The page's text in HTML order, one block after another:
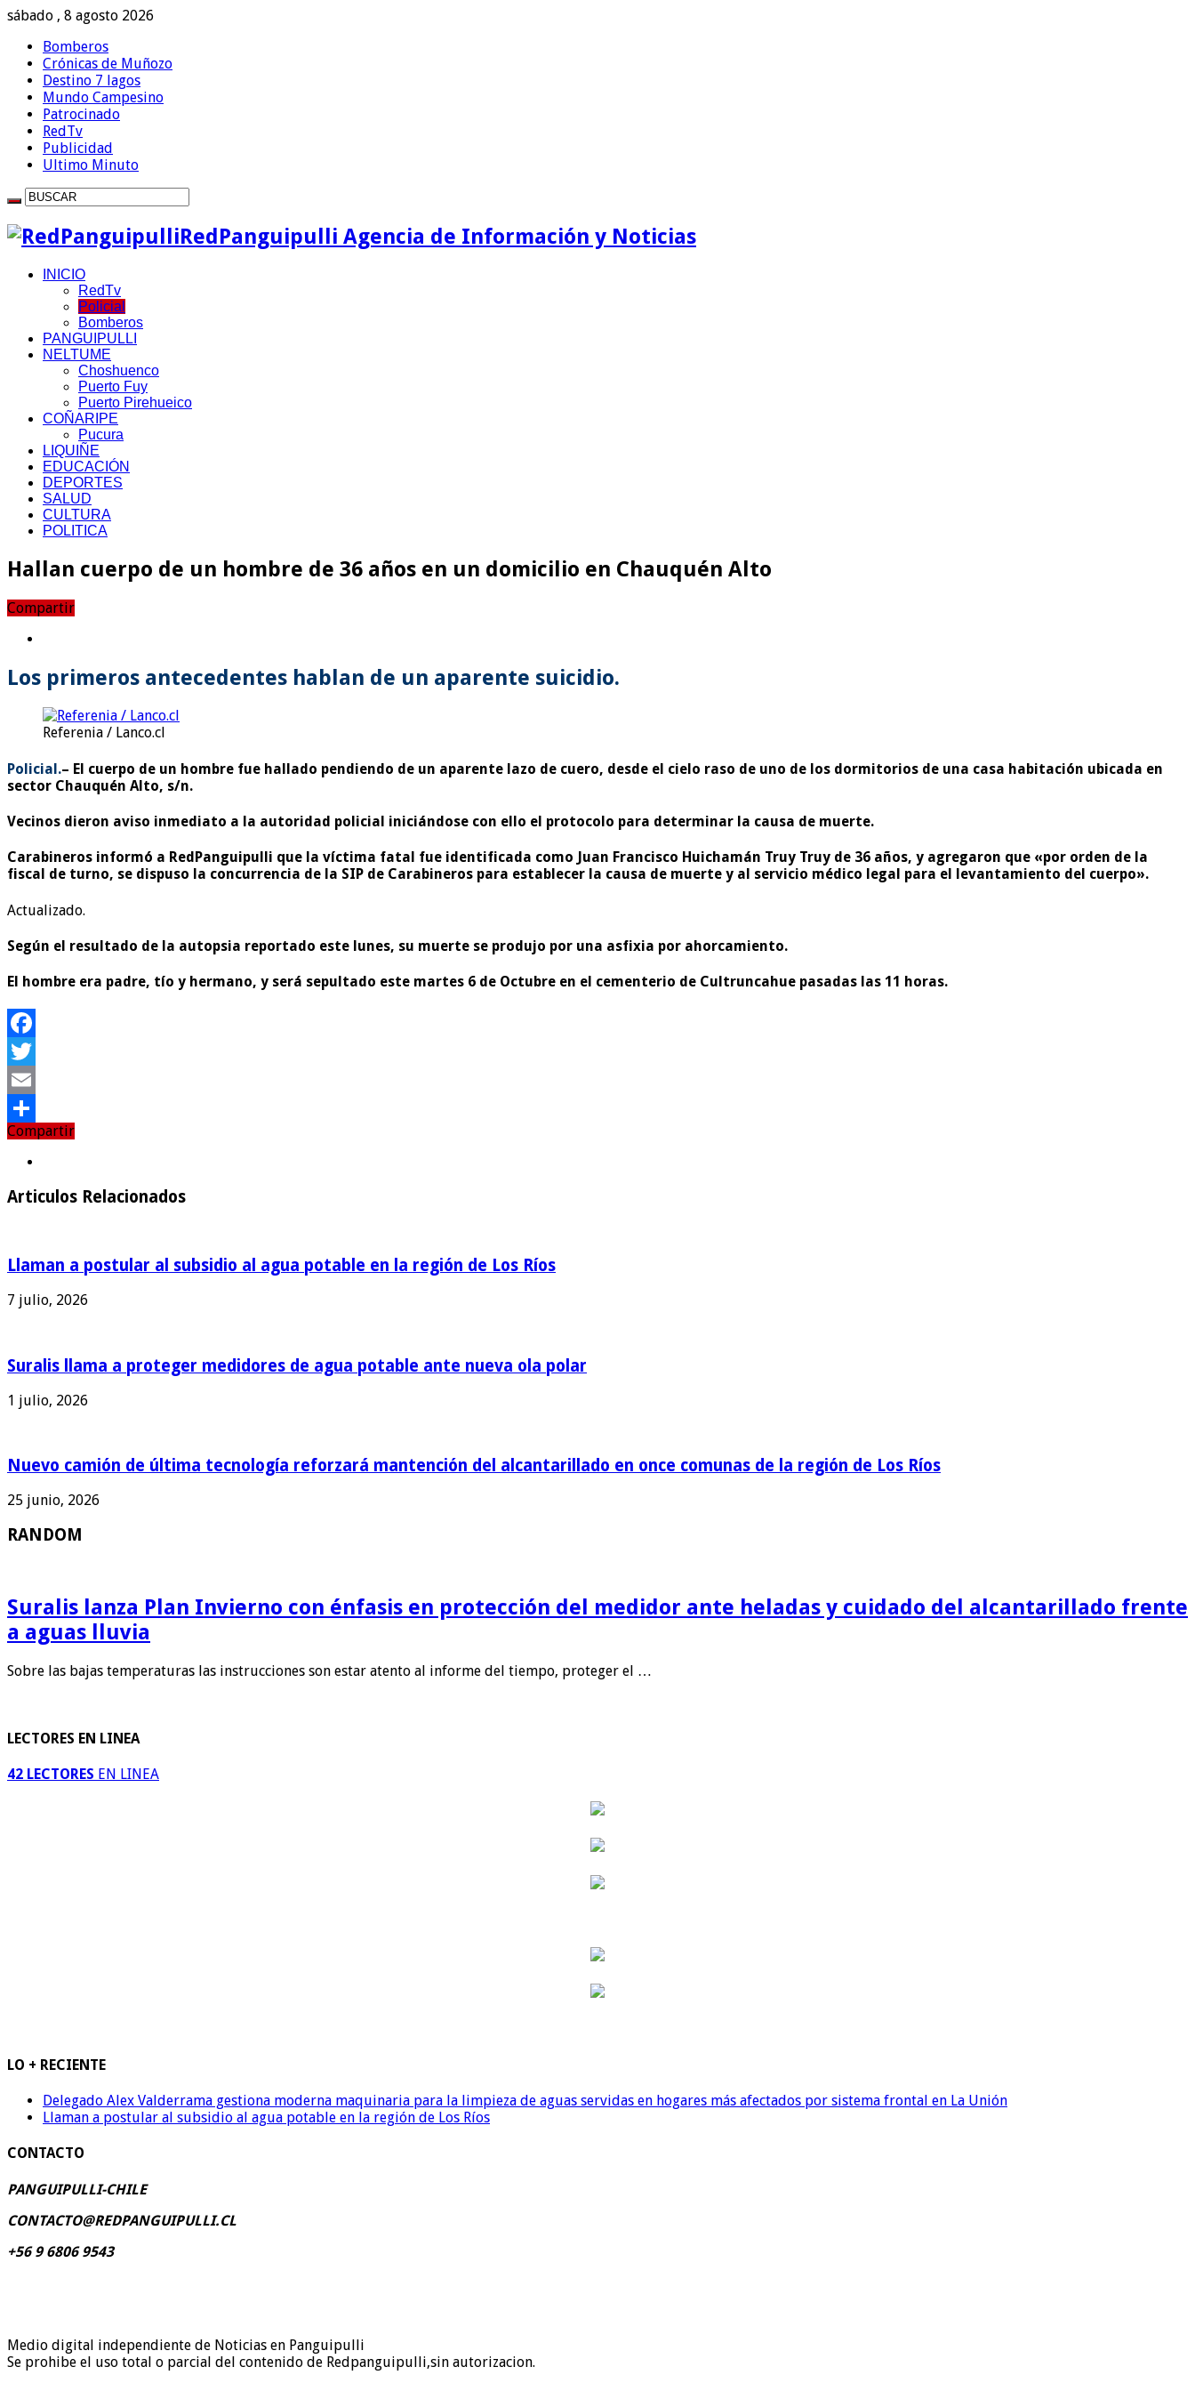
sábado , 8 agosto 2026
Bomberos
Crónicas de Muñozo
Destino 7 lagos
Mundo Campesino
Patrocinado
RedTv
Publicidad
Ultimo Minuto
RedPanguipulli Agencia de Información y Noticias
INICIO
RedTv
Policial
Bomberos
PANGUIPULLI
NELTUME
Choshuenco
Puerto Fuy
Puerto Pirehueico
COÑARIPE
Pucura
LIQUIÑE
EDUCACIÓN
DEPORTES
SALUD
CULTURA
POLITICA
Hallan cuerpo de un hombre de 36 años en un domicilio en Chauquén Alto
Compartir
Los primeros antecedentes hablan de un aparente suicidio.
Referenia / Lanco.cl
Policial.– El cuerpo de un hombre fue hallado pendiendo de un aparente lazo de cuero, desde el cielo raso de uno de los dormitorios de una casa habitación ubicada en
sector Chauquén Alto, s/n.
Vecinos dieron aviso inmediato a la autoridad policial iniciándose con ello el protocolo para determinar la causa de muerte.
Carabineros informó a RedPanguipulli que la víctima fatal fue identificada como Juan Francisco Huichamán Truy Truy de 36 años, y agregaron que «por orden de la
fiscal de turno, se dispuso la concurrencia de la SIP de Carabineros para establecer la causa de muerte y al servicio médico legal para el levantamiento del cuerpo».
Actualizado.
Según el resultado de la autopsia reportado este lunes, su muerte se produjo por una asfixia por ahorcamiento.
El hombre era padre, tío y hermano, y será sepultado este martes 6 de Octubre en el cementerio de Cultruncahue pasadas las 11 horas.
Facebook
Twitter
Email
Compartir
Compartir
Articulos Relacionados
Llaman a postular al subsidio al agua potable en la región de Los Ríos
7 julio, 2026
Suralis llama a proteger medidores de agua potable ante nueva ola polar
1 julio, 2026
Nuevo camión de última tecnología reforzará mantención del alcantarillado en once comunas de la región de Los Ríos
25 junio, 2026
RANDOM
Suralis lanza Plan Invierno con énfasis en protección del medidor ante heladas y cuidado del alcantarillado frente
a aguas lluvia
Sobre las bajas temperaturas las instrucciones son estar atento al informe del tiempo, proteger el …
LECTORES EN LINEA
42 LECTORES EN LINEA
LO + RECIENTE
Delegado Alex Valderrama gestiona moderna maquinaria para la limpieza de aguas servidas en hogares más afectados por sistema frontal en La Unión
Llaman a postular al subsidio al agua potable en la región de Los Ríos
CONTACTO
PANGUIPULLI-CHILE
CONTACTO@REDPANGUIPULLI.CL
+56 9 6806 9543
Medio digital independiente de Noticias en Panguipulli
Se prohibe el uso total o parcial del contenido de Redpanguipulli,sin autorizacion.